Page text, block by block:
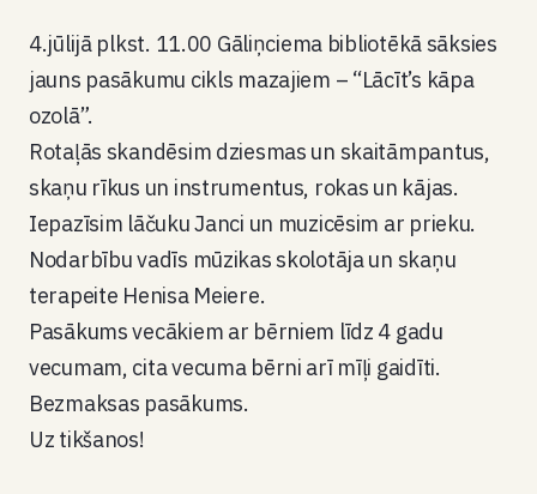
4.jūlijā plkst. 11.00 Gāliņciema bibliotēkā sāksies
jauns pasākumu cikls mazajiem – “Lācīt’s kāpa
ozolā”.
Rotaļās skandēsim dziesmas un skaitāmpantus,
skaņu rīkus un instrumentus, rokas un kājas.
Iepazīsim lāčuku Janci un muzicēsim ar prieku.
Nodarbību vadīs mūzikas skolotāja un skaņu
terapeite Henisa Meiere.
Pasākums vecākiem ar bērniem līdz 4 gadu
vecumam, cita vecuma bērni arī mīļi gaidīti.
Bezmaksas pasākums.
Uz tikšanos!